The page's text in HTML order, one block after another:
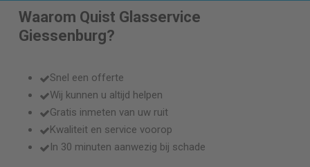
Waarom Quist Glasservice
Giessenburg?
Snel een offerte
Wij kunnen u altijd helpen
Gratis inmeten van uw ruit
Kwaliteit en service voorop
In 30 minuten aanwezig bij schade